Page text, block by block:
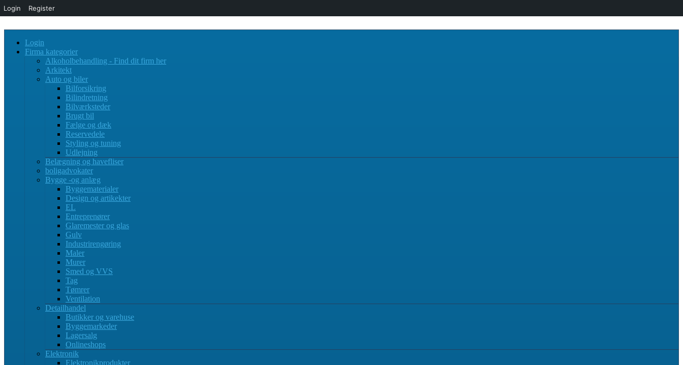
Login
Firma kategorier
Alkoholbehandling - Find dit firm her
Arkitekt
Auto og biler
Bilforsikring
Bilindretning
Bilværksteder
Brugt bil
Fælge og dæk
Reservedele
Styling og tuning
Udlejning
Belægning og havefliser
boligadvokater
Bygge -og anlæg
Byggematerialer
Design og artikekter
EL
Entreprenører
Glaremester og glas
Gulv
Industrirengøring
Maler
Murer
Smed og VVS
Tag
Tømrer
Ventilation
Detailhandel
Butikker og varehuse
Byggemarkeder
Lagersalg
Onlineshops
Elektronik
Elektronikprodukter
Login Register